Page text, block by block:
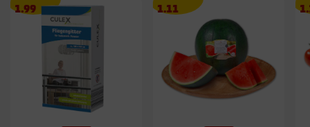
Angebotspreis
1.99
1.99
Angebotspreis
1.11
1.11